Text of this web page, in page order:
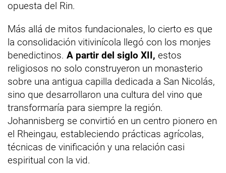
opuesta del Rin.
Más allá de mitos fundacionales, lo cierto es que
la consolidación vitivinícola llegó con los monjes
benedictinos. A partir del siglo XII, estos
religiosos no solo construyeron un monasterio
sobre una antigua capilla dedicada a San Nicolás,
sino que desarrollaron una cultura del vino que
transformaría para siempre la región.
Johannisberg se convirtió en un centro pionero en
el Rheingau, estableciendo prácticas agrícolas,
técnicas de vinificación y una relación casi
espiritual con la vid.